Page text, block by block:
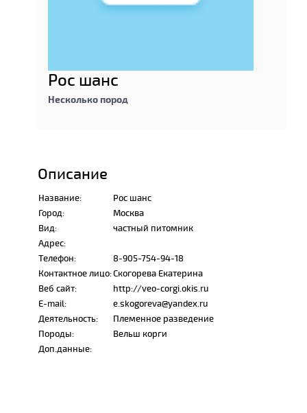
Рос шанс
Несколько пород
Описание
Название:
Рос шанс
Город:
Москва
Вид:
частный питомник
Адрес:
Телефон:
8-905-754-94-18
Контактное лицо:Скогорева Екатерина
Веб сайт:
http://veo-corgi.okis.ru
E-mail:
e.skogoreva@yandex.ru
Деятельность:
Племенное разведение
Породы:
Вельш корги
Доп.данные: